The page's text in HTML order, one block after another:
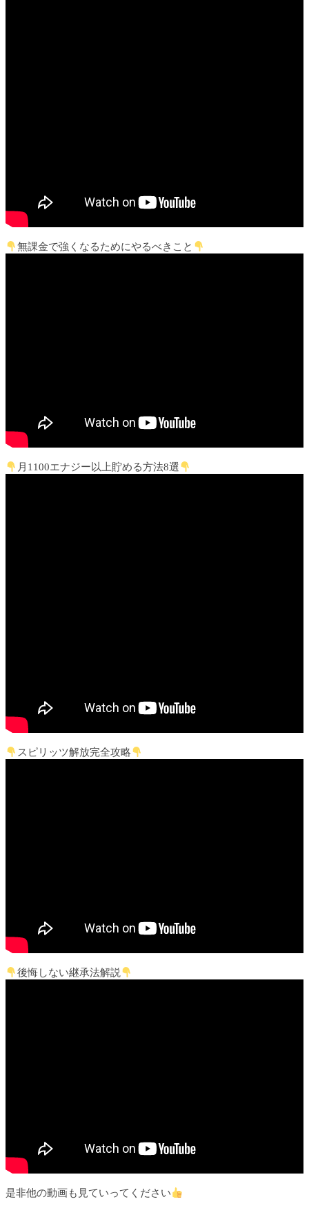
無課金で強くなるためにやるべきこと
月1100エナジー以上貯める方法8選
スピリッツ解放完全攻略
後悔しない継承法解説
是非他の動画も見ていってください